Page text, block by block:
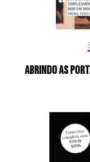
Abrindo as